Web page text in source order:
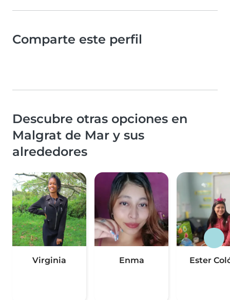
Comparte este perfil
Descubre otras opciones en
Malgrat de Mar y sus
alrededores
Virginia Enma Ester